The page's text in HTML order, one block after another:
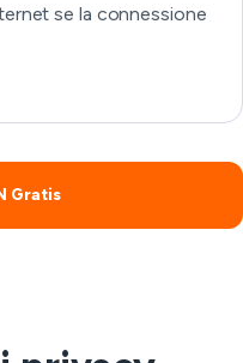
se la connessione
Gratis